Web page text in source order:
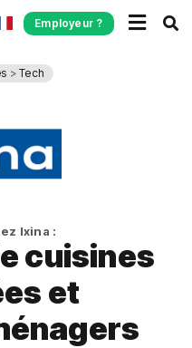
Employeur ?
>Tech
Ixina :
cuisines
et